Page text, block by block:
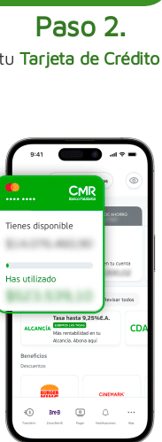
Paso 2.
tuTarjeta de Crédito